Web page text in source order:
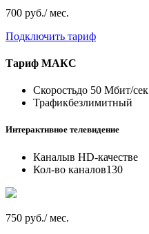
700 руб./ мес.
Подключить тариф
Тариф МАКС
Скоростьдо 50 Мбит/сек
Трафикбезлимитный
Интерактивное телевидение
Каналыв HD-качестве
Кол-во каналов130
750 руб./ мес.